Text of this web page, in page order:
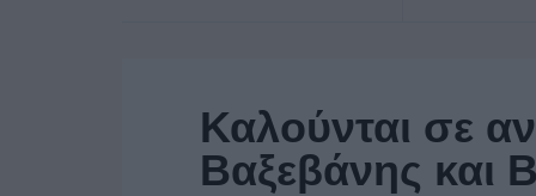
Καλούνται σε
Βαξεβάνης και